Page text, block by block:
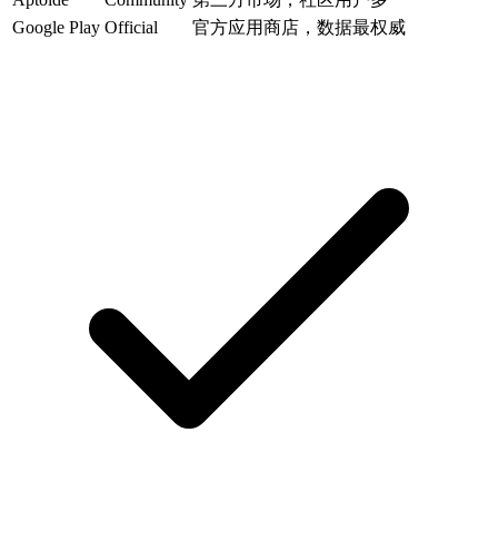
Google Play Official 官方应用商店，数据最权威